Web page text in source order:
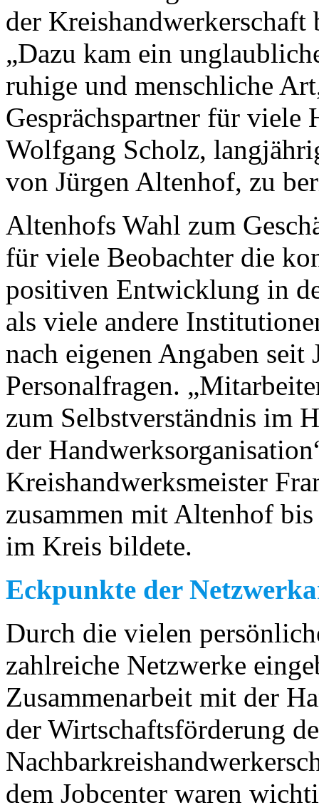
der
„Dazu kam ein
ruhige und menschliche
Gesprächspartner für viele
Wolfgang Scholz,
von Jürgen Altenhof, zu
Altenhofs Wahl zum
für viele Beobachter die
positiven Entwicklung in
als viele andere
nach eigenen Angaben
Personalfragen.
zum Selbstverständnis im
der
Kreishandwerksmeister
zusammen mit Altenhof
im Kreis bildete.
Eckpunkte der
Durch die vielen
zahlreiche Netzwerke
Zusammenarbeit mit der
der Wirtschaftsförderung
dem Jobcenter waren